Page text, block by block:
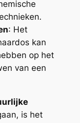
: Het
kan
op het
van een
is het